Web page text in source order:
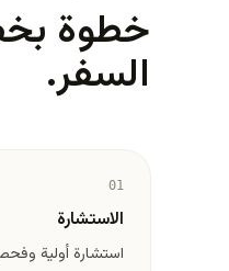
خطوة
السفر.
01
الاستشارة
استشارة أولية